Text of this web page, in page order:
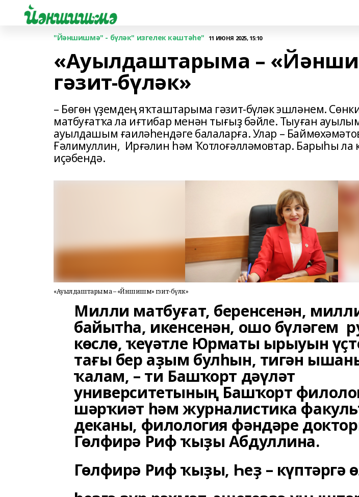
"Йәншишмә" - бүләк" изгелек кәштәһе" 11 ИЮНЯ 2025, 15:10
«Ауылдаштарыма –
гәзит-бүләк»
– Бөгөн үҙемдең яҡташтарыма гәзит-бүләк эшләнем.
матбуғатҡа ла иғтибар менән тығыҙ бәйле. Тыуған
ауылдашым ғаиләһендәге балаларға. Улар –
Ғәлимуллин, Ирғәлин һәм Ҡотлоғәлләмовтар. Барыһы ла
иҫәбендә.
«Ауылдаштарыма – «Йәншишмә» гәзит-бүләк»
Милли матбуғат, беренсенән,
байытһа, икенсенән, ошо бүләгем
көслө, ҡеүәтле Юрматы ырыуын
тағы бер аҙым булһын, тигән
ҡалам, – ти Башҡорт дәүләт
университетының Башҡорт
шәрҡиәт һәм журналистика
деканы, филология фәндәре
Гөлфирә Риф ҡыҙы Абдуллина.
Гөлфирә Риф ҡыҙы, Һеҙ – күптәргә